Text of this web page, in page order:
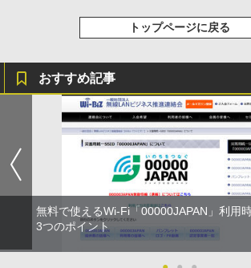
トップページに戻る
おすすめ記事
無料で使えるWi-Fi「00000JAPAN」利用
3つのポイント